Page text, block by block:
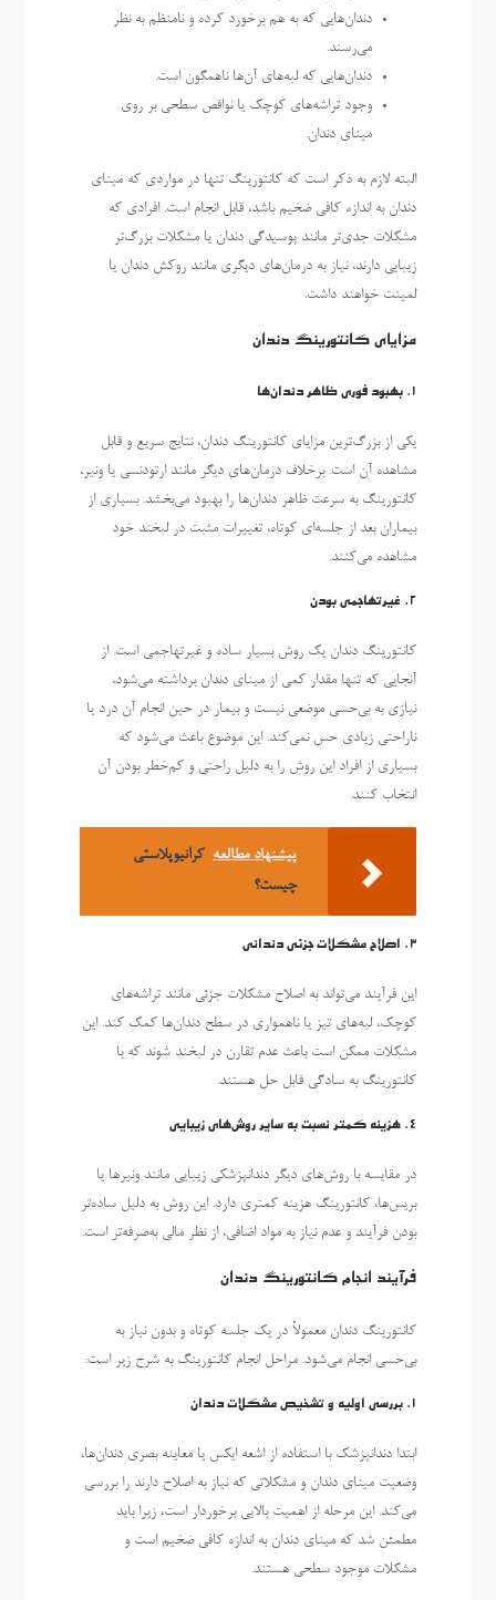
دندان‌هایی که به هم برخورد کرده و نامنظم به نظر
می‌رسند.
دندان‌هایی که لبه‌های آن‌ها ناهمگون است.
وجود تراشه‌های کوچک یا نواقص سطحی بر روی
مینای دندان.
البته لازم به ذکر است که کانتورینگ تنها در مواردی که مینای
دندان به اندازه کافی ضخیم باشد، قابل انجام است. افرادی که
مشکلات جدی‌تر مانند پوسیدگی دندان یا مشکلات بزرگ‌تر
زیبایی دارند، نیاز به درمان‌های دیگری مانند روکش دندان یا
لمینت خواهند داشت.
مزایای کانتورینگ دندان
1. بهبود فوری ظاهر دندان‌ها
یکی از بزرگ‌ترین مزایای کانتورینگ دندان، نتایج سریع و قابل
مشاهده آن است. برخلاف درمان‌های دیگر مانند ارتودنسی یا ونیر،
کانتورینگ به سرعت ظاهر دندان‌ها را بهبود می‌بخشد. بسیاری از
بیماران بعد از جلسه‌ای کوتاه، تغییرات مثبت در لبخند خود
مشاهده می‌کنند.
2. غیرتهاجمی بودن
کانتورینگ دندان یک روش بسیار ساده و غیرتهاجمی است. از
آنجایی که تنها مقدار کمی از مینای دندان برداشته می‌شود،
نیازی به بی‌حسی موضعی نیست و بیمار در حین انجام آن درد یا
ناراحتی زیادی حس نمی‌کند. این موضوع باعث می‌شود که
بسیاری از افراد این روش را به دلیل راحتی و کم‌خطر بودن آن
انتخاب کنند.
پیشنهاد مطالعه کرانیوپلاستی
چیست؟
3. اصلاح مشکلات جزئی دندانی
این فرآیند می‌تواند به اصلاح مشکلات جزئی مانند تراشه‌های
کوچک، لبه‌های تیز یا ناهمواری در سطح دندان‌ها کمک کند. این
مشکلات ممکن است باعث عدم تقارن در لبخند شوند که با
کانتورینگ به سادگی قابل حل هستند.
4. هزینه کمتر نسبت به سایر روش‌های زیبایی
در مقایسه با روش‌های دیگر دندانپزشکی زیبایی مانند ونیرها یا
بریس‌ها، کانتورینگ هزینه کمتری دارد. این روش به دلیل ساده‌تر
بودن فرآیند و عدم نیاز به مواد اضافی، از نظر مالی به‌صرفه‌تر است.
فرآیند انجام کانتورینگ دندان
کانتورینگ دندان معمولاً در یک جلسه کوتاه و بدون نیاز به
بی‌حسی انجام می‌شود. مراحل انجام کانتورینگ به شرح زیر است:
1. بررسی اولیه و تشخیص مشکلات دندان
ابتدا دندانپزشک با استفاده از اشعه ایکس یا معاینه بصری دندان‌ها،
وضعیت مینای دندان و مشکلاتی که نیاز به اصلاح دارند را بررسی
می‌کند. این مرحله از اهمیت بالایی برخوردار است، زیرا باید
مطمئن شد که مینای دندان به اندازه کافی ضخیم است و
مشکلات موجود سطحی هستند.